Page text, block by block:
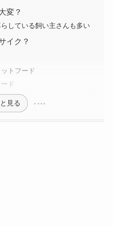
変？
している飼い主さんも多い
イク？
トフード
ド
見る